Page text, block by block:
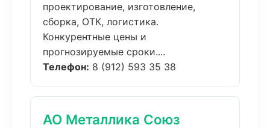
проектирование, изготовление,
сборка, ОТК, логистика.
Конкурентные цены и
прогнозируемые сроки....
Телефон: 8 (912) 593 35 38
АО Металлика Союз